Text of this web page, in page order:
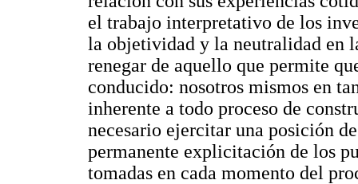
el trabajo interpretativo de los
la objetividad y la neutralidad en
renegar de aquello que permite
conducido: nosotros mismos en
inherente a todo proceso de
necesario ejercitar una posición
permanente explicitación de los
tomadas en cada momento del